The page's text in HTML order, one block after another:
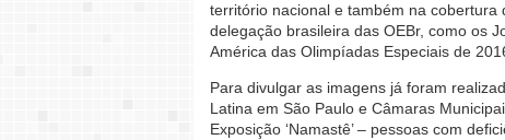
território nacional e também na
delegação brasileira das OEBr, como os
América das Olimpíadas Especiais de
Para divulgar as imagens já foram
Latina em São Paulo e Câmaras
Exposição ‘Namastê’ – pessoas com